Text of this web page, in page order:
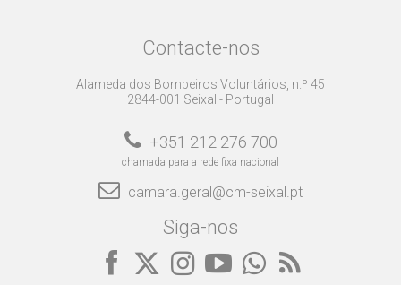
Contacte-nos
Alameda dos Bombeiros Voluntários, n.º 45
2844-001 Seixal - Portugal
+351 212 276 700
chamada para a rede fixa nacional
camara.geral@cm-seixal.pt
Siga-nos